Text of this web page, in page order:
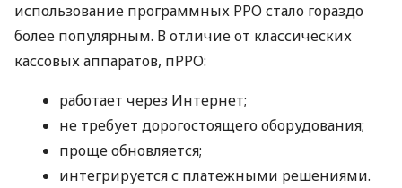
использование программных РРО стало гораздо
более популярным. В отличие от классических
кассовых аппаратов, пРРО:
работает через Интернет;
не требует дорогостоящего оборудования;
проще обновляется;
интегрируется с платежными решениями.